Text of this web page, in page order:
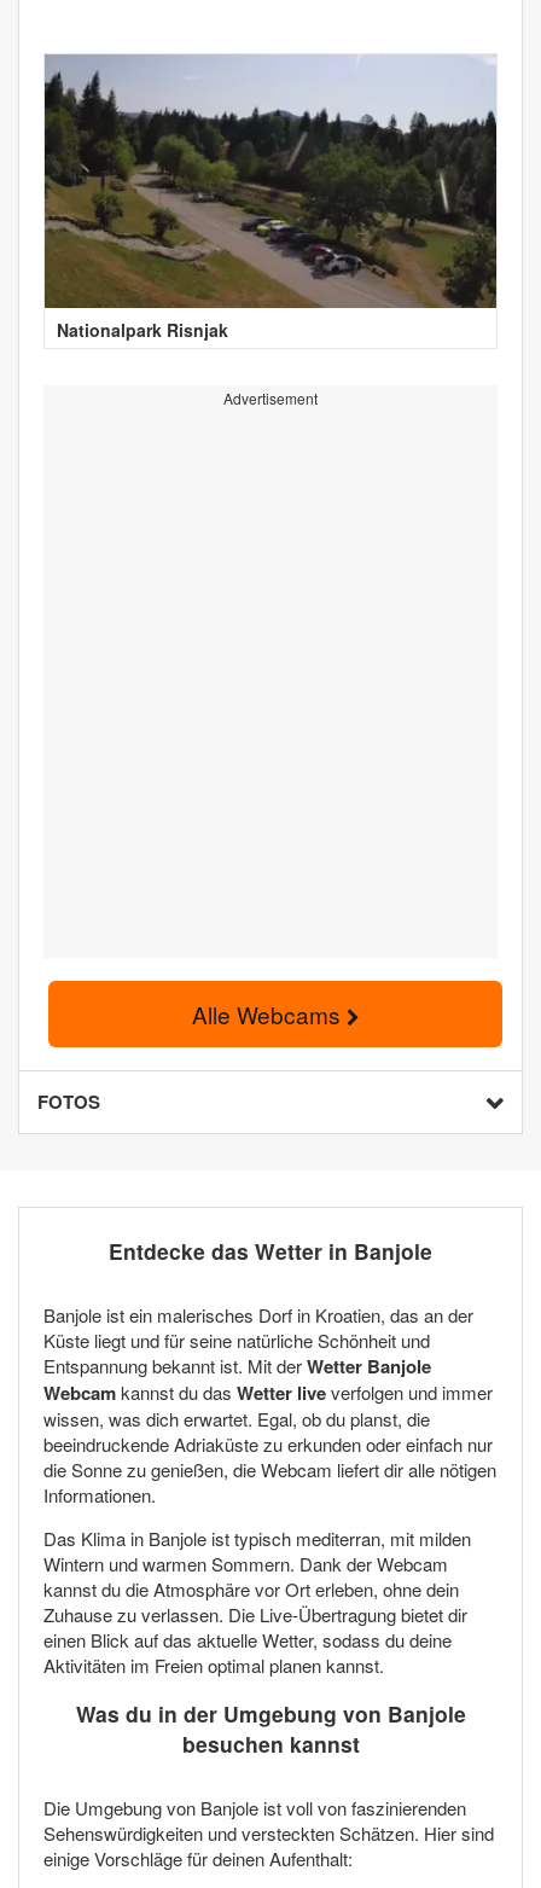
Nationalpark Risnjak
Advertisement
Alle Webcams
FOTOS
Entdecke das Wetter in Banjole
Banjole ist ein malerisches Dorf in Kroatien, das an der
Küste liegt und für seine natürliche Schönheit und
Entspannung bekannt ist. Mit derWetter Banjole
Webcamkannst du das Wetter liveverfolgen und immer
wissen, was dich erwartet. Egal, ob du planst, die
beeindruckende Adriaküste zu erkunden oder einfach nur
die Sonne zu genießen, die Webcam liefert dir alle nötigen
Informationen.
Das Klima in Banjole ist typisch mediterran, mit milden
Wintern und warmen Sommern. Dank der Webcam
kannst du die Atmosphäre vor Ort erleben, ohne dein
Zuhause zu verlassen. Die Live-Übertragung bietet dir
einen Blick auf das aktuelle Wetter, sodass du deine
Aktivitäten im Freien optimal planen kannst.
Was du in der Umgebung von Banjole
besuchen kannst
Die Umgebung von Banjole ist voll von faszinierenden
Sehenswürdigkeiten und versteckten Schätzen. Hier sind
einige Vorschläge für deinen Aufenthalt: